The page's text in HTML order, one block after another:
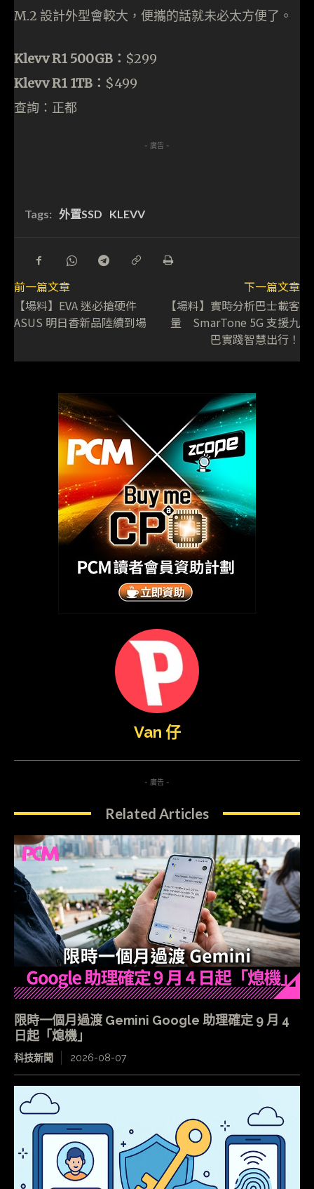
M.2 設計外型會較大，便攜的話就未必太方便了。
Klevv R1 500GB： $299
Klevv R1 1TB： $499
查詢：正都
- 廣告 -
Tags: 外置SSD KLEVV
前一篇文章
【場料】EVA 迷必搶硬件
ASUS 明日香新品陸續到場
下一篇文章
【場料】實時分析巴士載客
量 SmarTone 5G 支援九
巴實踐智慧出行！
Van 仔
- 廣告 -
Related Articles
限時一個月過渡 Gemini Google 助理確定 9 月 4
日起「熄機」
科技新聞 2026-08-07